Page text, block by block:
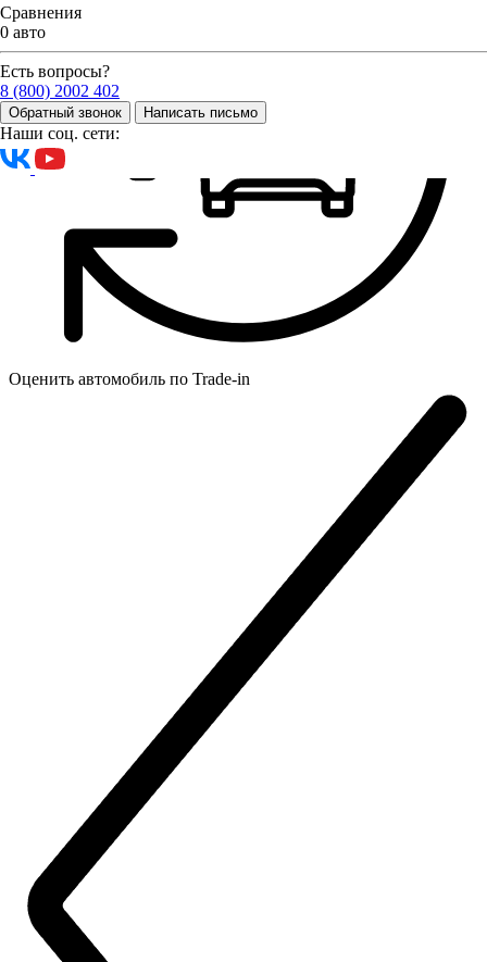
Сравнения
0 авто
Есть вопросы?
8 (800) 2002 402
Обратный звонок Написать письмо
Наши соц. сети:
Оценить автомобиль по Trade-in